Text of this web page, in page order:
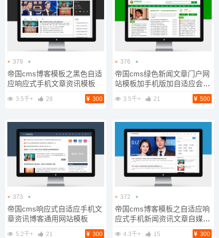
379
帝国cms博客模板之黑色自适
应响应式手机文章资讯模板
3.5千+ 28 300
376
帝国cms绿色新闻文章门户网
站模板加手机版加自适应会员
3.5千+ 21 500
373
帝国cms响应式自适应手机文
章资讯博客通用网站模板
5.2千+ 21 300
372
帝国cms博客模板之自适应响
应式手机新闻资讯文章自媒体
4.3千+ 15 300